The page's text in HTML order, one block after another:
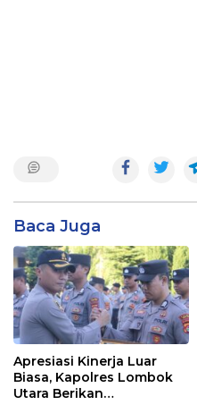
Baca Juga
Apresiasi Kinerja Luar
Biasa, Kapolres Lombok
Utara Berikan